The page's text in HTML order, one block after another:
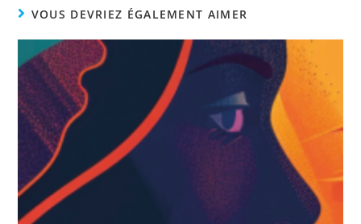
VOUS DEVRIEZ ÉGALEMENT AIMER